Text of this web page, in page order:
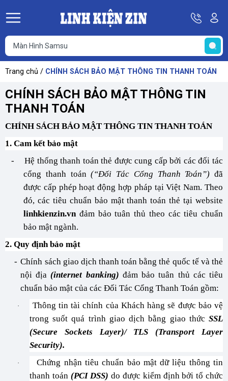
Hotline
08
69
67
68
69
Trang chủ / CHÍNH SÁCH BẢO MẬT THÔNG TIN THANH TOÁN
CHÍNH SÁCH BẢO MẬT THÔNG TIN
THANH TOÁN
CHÍNH SÁCH BẢO MẬT THÔNG TIN THANH TOÁN
1. Cam kết bảo mật
-
Hệ thống thanh toán thẻ được cung cấp bởi các đối tác
cổng thanh toán(“Đối Tác Cổng Thanh Toán”) đã
được cấp phép hoạt động hợp pháp tại Việt Nam. Theo
đó, các tiêu chuẩn bảo mật thanh toán thẻ tại website
linhkienzin.vn đảm bảo tuân thủ theo các tiêu chuẩn
bảo mật ngành.
2. Quy định bảo mật
- Chính sách giao dịch thanh toán bằng thẻ quốc tế và thẻ
nội địa(internet banking) đảm bảo tuân thủ các tiêu
chuẩn bảo mật của các Đối Tác Cổng Thanh Toán gồm:
·
Thông tin tài chính của Khách hàng sẽ được bảo vệ
trong suốt quá trình giao dịch bằng giao thức SSL
(Secure Sockets Layer)/ TLS (Transport Layer
Security).
·
Chứng nhận tiêu chuẩn bảo mật dữ liệu thông tin
thanh toán (PCI DSS) do được kiểm định bởi tổ chức